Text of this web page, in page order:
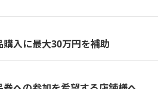
入に最大30万円を補助